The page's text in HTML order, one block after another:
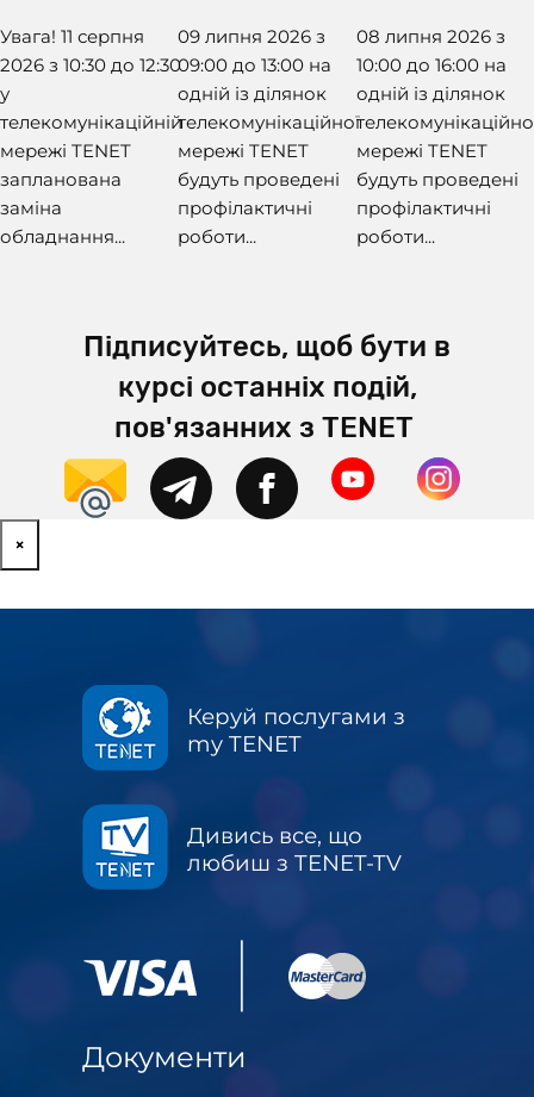
Увага! 11 серпня
2026 з 10:30 до 12:30
у
телекомунікаційній
мережі TENET
запланована
заміна
обладнання...
09 липня 2026 з
09:00 до 13:00 на
одній із ділянок
телекомунікаційної
мережі TENET
будуть проведені
профілактичні
роботи...
08 липня 2026 з
10:00 до 16:00 на
одній із ділянок
мережі TENET
будуть проведені
профілактичні
роботи...
Підписуйтесь, щоб бути в
курсі останніх подій,
пов'язанних з TENET
×
Керуй послугами з
my TENET
Дивись все, що
любиш з TENET-TV
Документи